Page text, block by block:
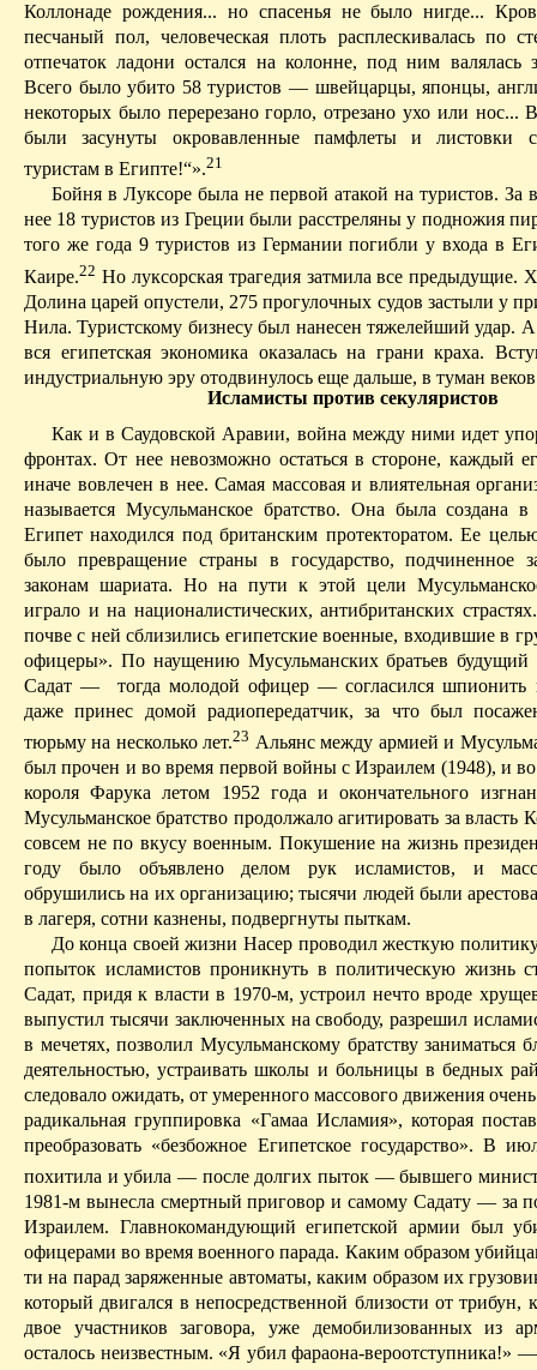
Коллонаде рождения... но спасенья не было нигде...
песчаный пол, человеческая плоть расплескивалась по
отпечаток ладони остался на колонне, под ним валялась
Всего было убито 58 туристов — швейцарцы, японцы,
некоторых было перерезано горло, отрезано ухо или нос...
были засунуты окровавленные памфлеты и листовки
туристам в Египте!“».21
Бойня в Луксоре была не первой атакой на туристов. За
нее 18 туристов из Греции были расстреляны у подножия
того же года 9 туристов из Германии погибли у входа в
Каире.22 Но луксорскаятрагедия затмила все предыдущие.
Долина царей опустели, 275 прогулочных судов застыли у
Нила. Туристскому бизнесу был нанесен тяжелейший удар. А
вся египетская экономика оказалась на грани краха.
индустриальную эру отодвинулось еще дальше, в туман
Исламисты против секуляристов
Как и в Саудовской Аравии, война между ними идет
фронтах. От нее невозможно остаться в стороне, каждый
иначе вовлечен в нее. Самая массовая и влиятельная
называется Мусульманское братство. Она была создана в
Египет находился под британским протекторатом. Ее
было превращение страны в государство, подчиненное
законам шариата. Но на пути к этой цели
играло и на националистических, антибританских
почве с ней сблизились египетские военные, входившие в
офицеры». По наущению Мусульманских братьев будущий
Садат —
тогда молодой офицер — согласился шпионить
даже принес домой радиопередатчик, за что был
тюрьму на несколько лет.23 Альянс между армией и
был прочен и во время первой войны с Израилем (1948), и
короляФарука летом 1952 года и окончательного
Мусульманское братство продолжало агитировать за власть
совсем не по вкусу военным. Покушение на жизнь
году было объявлено делом рук исламистов, и
обрушились на их организацию; тысячи людей были
в лагеря, сотни казнены, подверг­нуты пыткам.
До конца своей жизни Насер проводил жесткую
попыток исламистов проникнуть в политическую жизнь
Садат, придя к власти в 1970-м, устроил нечто вроде
выпустил тысячи заключенных на свободу, разрешил
в мечетях, позволил Мусульманскому братству заниматься
деятельностью, устраивать школы и больницы в бедных
следовало ожидать, от умеренного массового движения
радикальная группировка «Гамаа Исламия», которая
преобразовать «безбожное Египетское государство». В
похитила и убила — после долгих пыток — бывшего
1981-м вынесла смертный приговор и самому Садату— за
Израилем. Главнокомандующий египетской армии был
офицерами во время военного парада. Каким образом
ти на парад заряженные автоматы, каким образом их
который двигался в непосредственной близости от трибун,
двое участников заговора, уже демобилизованных из
осталось неизвестным. «Я убил фараона-вероотступника!»